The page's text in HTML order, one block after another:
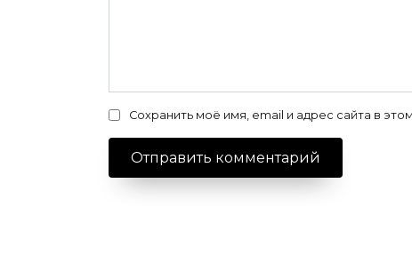
Сохранить моё имя, email и адрес сайта в